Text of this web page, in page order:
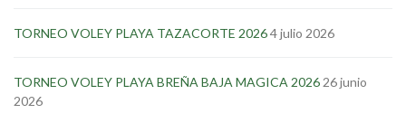
TORNEO VOLEY PLAYA TAZACORTE 20264 julio 2026
TORNEO VOLEY PLAYA BREÑA BAJA MAGICA 2026 26 junio
2026